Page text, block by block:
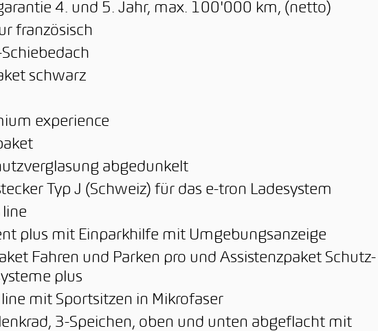
4. und 5. Jahr, max. 100'000 km, (netto)
französisch
schwarz
experience
abgedunkelt
Typ J (Schweiz) für das e-tron Ladesystem
line
plus mit Einparkhilfe mit Umgebungsanzeige
Fahren und Parken pro und Assistenzpaket Schutz-
plus
mit Sportsitzen in Mikrofaser
3-Speichen, oben und unten abgeflacht mit